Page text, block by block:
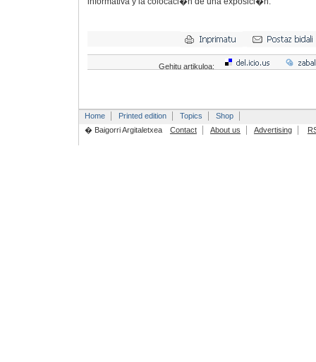
Gehitu artikuloa:
Home Printed edition Topics
Shop
� Baigorri Argitaletxea
Contact About us Advertising